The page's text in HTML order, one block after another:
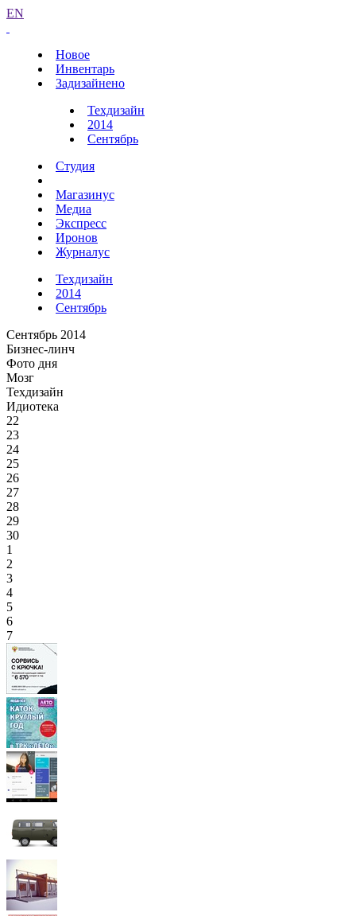
EN
Новое
Инвентарь
Задизайнено
Техдизайн
2014
Сентябрь
Студия
Магазинус
Медиа
Экспресс
Иронов
Журналус
Техдизайн
2014
Сентябрь
Сентябрь 2014
Бизнес-линч
Фото дня
Мозг
Техдизайн
Идиотека
22
23
24
25
26
27
28
29
30
1
2
3
4
5
6
7